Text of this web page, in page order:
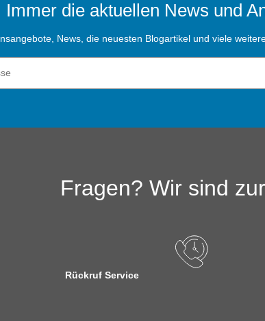
Immer die aktuellen News und
News, die neuesten Blogartikel und viele
Fragen? Wir sind
Rückruf Service